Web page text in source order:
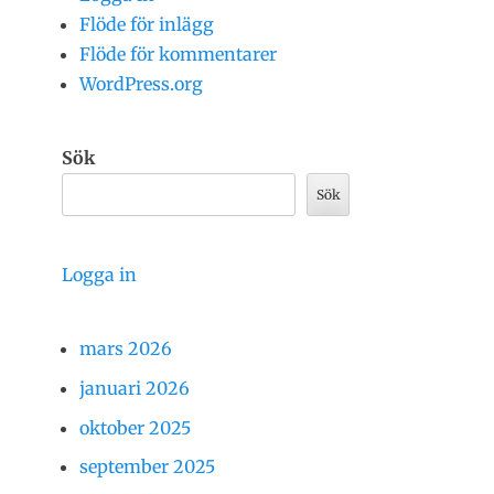
Flöde för inlägg
Flöde för kommentarer
WordPress.org
Sök
Sök
Logga in
mars 2026
januari 2026
oktober 2025
september 2025